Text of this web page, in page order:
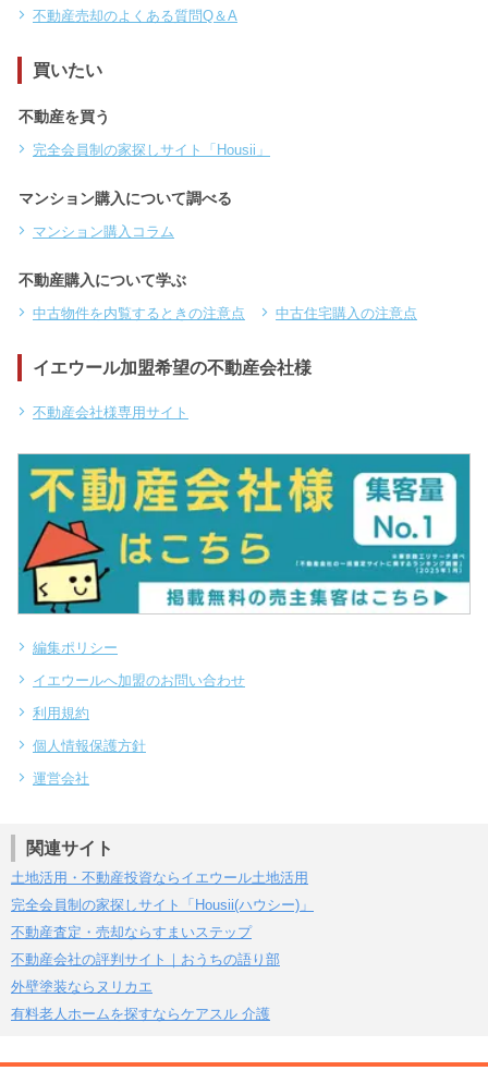
不動産売却のよくある質問Q＆A
買いたい
不動産を買う
完全会員制の家探しサイト「Housii」
マンション購入について調べる
マンション購入コラム
不動産購入について学ぶ
中古物件を内覧するときの注意点 中古住宅購入の注意点
イエウール加盟希望の不動産会社様
不動産会社様専用サイト
編集ポリシー
イエウールへ加盟のお問い合わせ
利用規約
個人情報保護方針
運営会社
関連サイト
土地活用・不動産投資ならイエウール土地活用
完全会員制の家探しサイト「Housii(ハウシー)」
不動産査定・売却ならすまいステップ
不動産会社の評判サイト｜おうちの語り部
外壁塗装ならヌリカエ
有料老人ホームを探すならケアスル 介護